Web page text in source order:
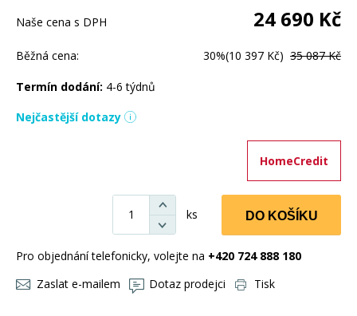
Naše cena s DPH 24 690 Kč
Běžná cena: 30%(10 397 Kč) 35 087 Kč
Termín dodání: 4-6 týdnů
Nejčastější dotazy
HomeCredit
ks DO KOŠÍKU
Pro objednání telefonicky, volejte na +420 724 888 180
Zaslat e-mailem
Dotaz prodejci Tisk